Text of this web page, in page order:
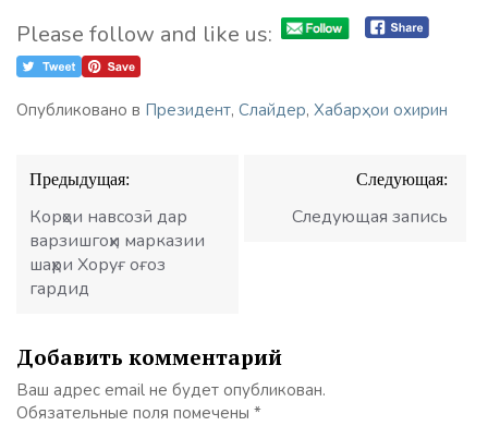
Please follow and like us:
Опубликовано в Президент, Слайдер, Хабарҳои охирин
Навигация
по
записям
Предыдущая:
Корҳои навсозӣ дар
варзишгоҳи марказии
шаҳри Хоруғ оғоз
гардид
Следующая:
Следующая запись
Добавить комментарий
Ваш адрес email не будет опубликован.
Обязательные поля помечены *